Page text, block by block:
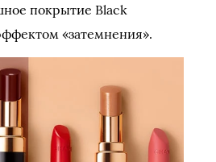
покрытие Black
«затемнения».